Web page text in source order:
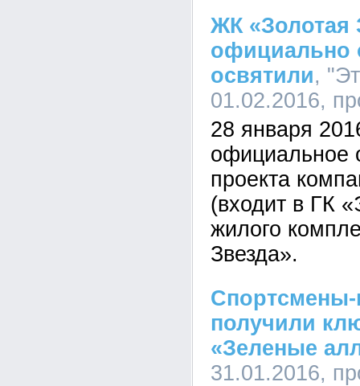
ЖК «Золотая
официально
освятили,
01.02.2016,
28 января
официальное
проекта
(входит в ГК
жилого
Звезда».
получили
«Зеленые
31.01.2016,